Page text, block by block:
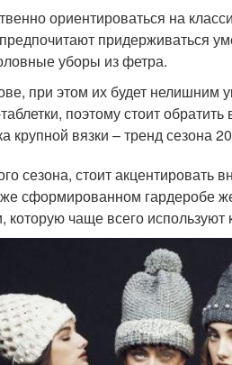
ориентироваться на
придерживаться
уборы из фетра.
при этом их будет
поэтому стоит
вязки – тренд сезона
сезона, стоит акцентировать
сформированном гардеробе
чаще всего